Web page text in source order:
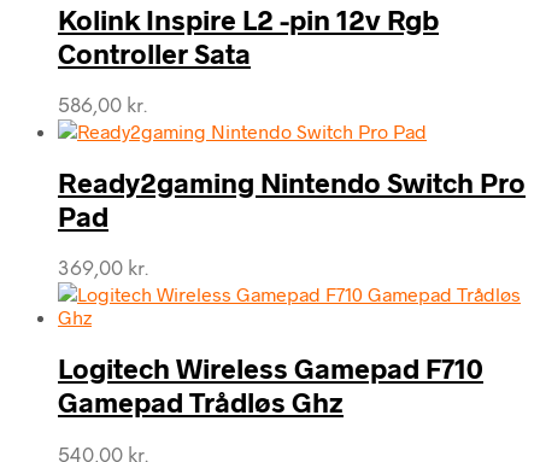
Kolink Inspire L2 -pin 12v Rgb
Controller Sata
586,00 kr.
Ready2gaming Nintendo Switch Pro
Pad
369,00 kr.
Logitech Wireless Gamepad F710
Gamepad Trådløs Ghz
540,00 kr.